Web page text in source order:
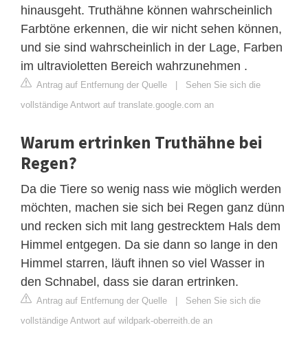
hinausgeht. Truthähne können wahrscheinlich
Farbtöne erkennen, die wir nicht sehen können,
und sie sind wahrscheinlich in der Lage, Farben
im ultravioletten Bereich wahrzunehmen .
Antrag auf Entfernung der Quelle
Sehen Sie sich die
vollständige Antwort auf translate.google.com an
Warum ertrinken Truthähne bei
Regen?
Da die Tiere so wenig nass wie möglich werden
möchten, machen sie sich bei Regen ganz dünn
und recken sich mit lang gestrecktem Hals dem
Himmel entgegen. Da sie dann so lange in den
Himmel starren, läuft ihnen so viel Wasser in
den Schnabel, dass sie daran ertrinken.
Antrag auf Entfernung der Quelle
Sehen Sie sich die
vollständige Antwort auf wildpark-oberreith.de an